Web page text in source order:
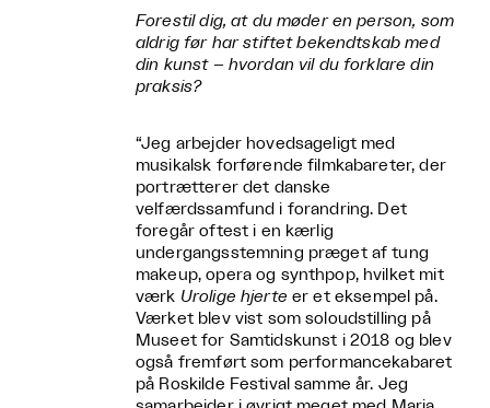
Forestil dig, at du møder en person, som
aldrig før har stiftet bekendtskab med
din kunst – hvordan vil du forklare din
praksis?
“Jeg arbejder hovedsageligt med
musikalsk forførende filmkabareter, der
portrætterer det danske
velfærdssamfund i forandring. Det
foregår oftest i en kærlig
undergangsstemning præget af tung
makeup, opera og synthpop, hvilket mit
værk Urolige hjerte er et eksempel på.
Værket blev vist som soloudstilling på
Museet for Samtidskunst i 2018 og blev
også fremført som performancekabaret
på Roskilde Festival samme år. Jeg